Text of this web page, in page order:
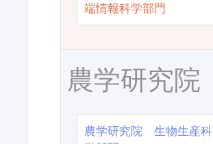
端情報科学部門
農学研究院
農学研究院 生物生産科